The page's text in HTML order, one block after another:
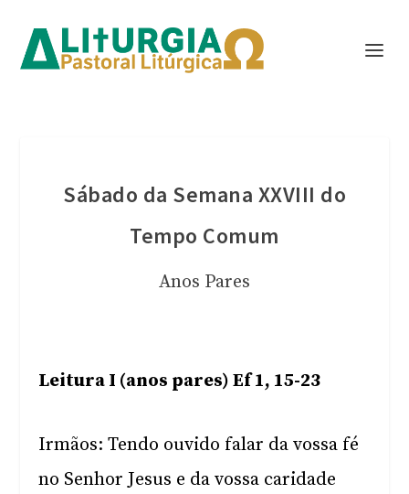
Sábado da Semana XXVIII do
Tempo Comum
Anos Pares
Leitura I (anos pares) Ef 1, 15-23
Irmãos: Tendo ouvido falar da vossa fé
no Senhor Jesus e da vossa caridade